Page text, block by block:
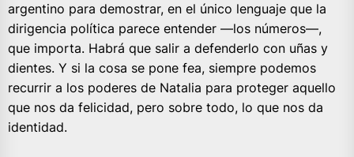
argentino para demostrar, en el único lenguaje que la
dirigencia política parece entender —los números—,
que importa. Habrá que salir a defenderlo con uñas y
dientes. Y si la cosa se pone fea, siempre podemos
recurrir a los poderes de Natalia para proteger aquello
que nos da felicidad, pero sobre todo, lo que nos da
identidad.